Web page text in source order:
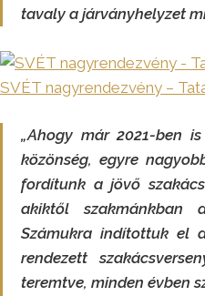
tavaly a járványhelyzet
SVÉT nagyrendezvény –
„Ahogy már 2021-ben
közönség, egyre
fordítunk a jövő
akiktől szakmánkban
Számukra indítottuk el
rendezett
teremtve, minden évben